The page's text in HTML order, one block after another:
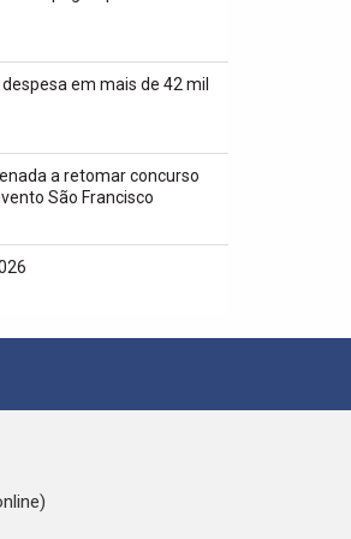
em mais de 42 mil
a retomar concurso
São Francisco